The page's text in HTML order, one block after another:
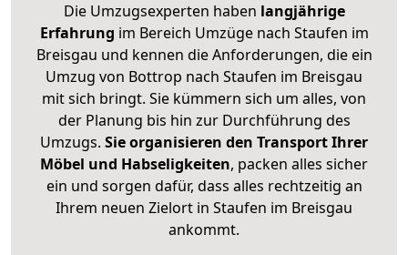
Die Umzugsexperten haben langjährige
Erfahrung im Bereich Umzüge nach Staufen im
Breisgau und kennen die Anforderungen, die ein
Umzug von Bottrop nach Staufen im Breisgau
mit sich bringt. Sie kümmern sich um alles, von
der Planung bis hin zur Durchführung des
Umzugs. Sie organisieren den Transport Ihrer
Möbel und Habseligkeiten, packen alles sicher
ein und sorgen dafür, dass alles rechtzeitig an
Ihrem neuen Zielort in Staufen im Breisgau
ankommt.